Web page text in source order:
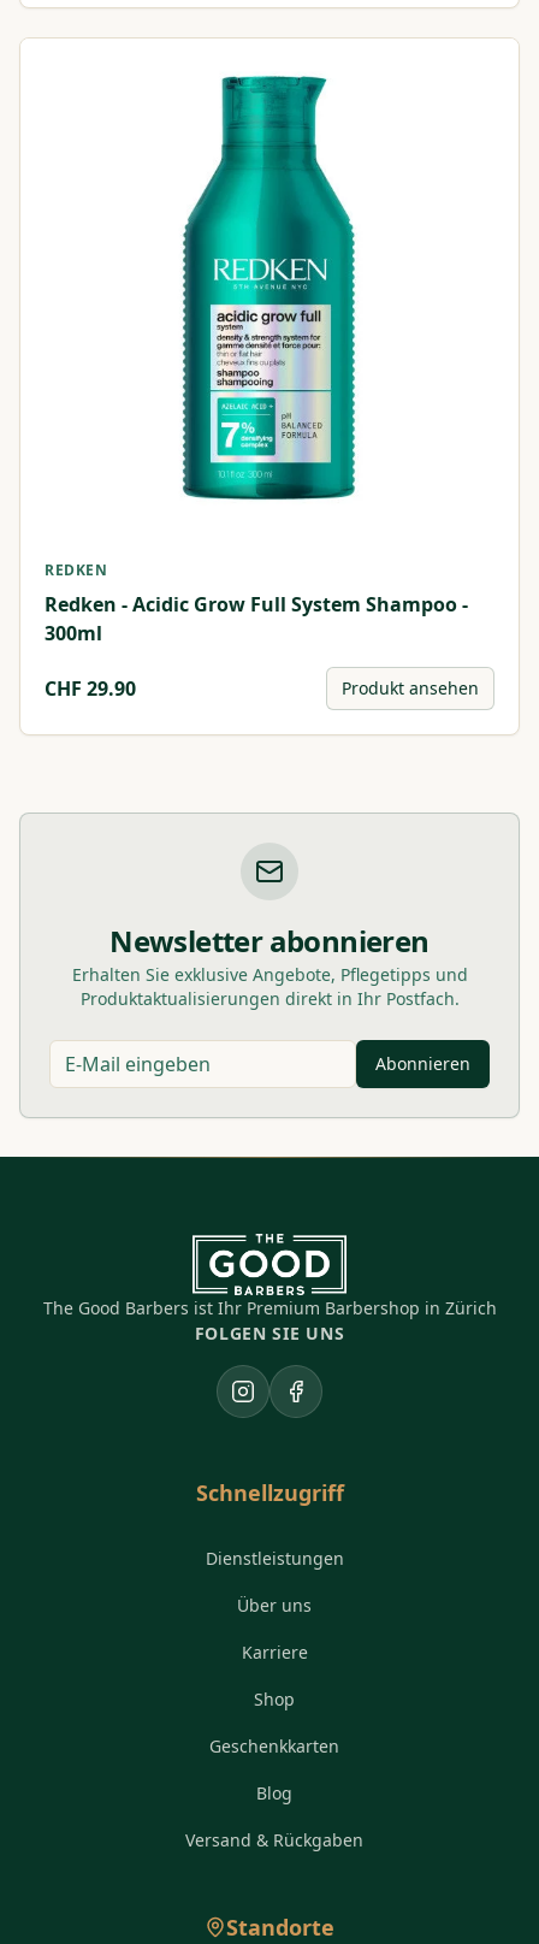
REDKEN
Redken - Acidic Grow Full System Shampoo -
300ml
CHF 29.90 Produkt ansehen
Newsletter abonnieren
Erhalten Sie exklusive Angebote, Pflegetipps und
Produktaktualisierungen direkt in Ihr Postfach.
Abonnieren
The Good Barbers ist Ihr Premium Barbershop in Zürich
FOLGEN SIE UNS
InstagramFacebook
Schnellzugriff
Dienstleistungen
Über uns
Karriere
Shop
Geschenkkarten
Blog
Versand & Rückgaben
Standorte